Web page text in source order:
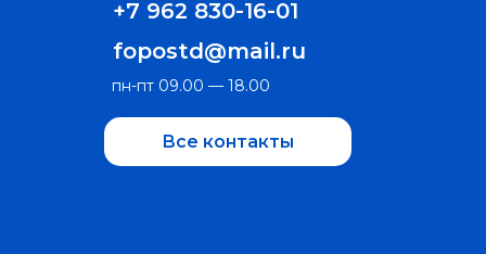
fopostd@mail.ru
+7 962 830-16-01
пн-пт 09.00 — 18.00
Все контакты